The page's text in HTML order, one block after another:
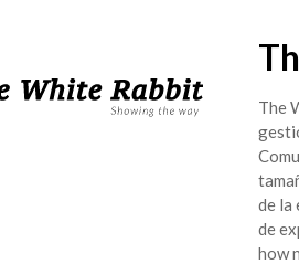
The
de la
de
how